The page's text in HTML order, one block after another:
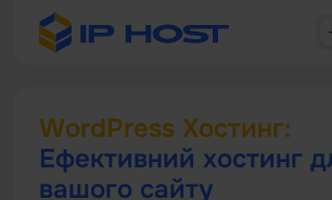
WordPress Хостинг:
Ефективний хостинг
вашого сайту